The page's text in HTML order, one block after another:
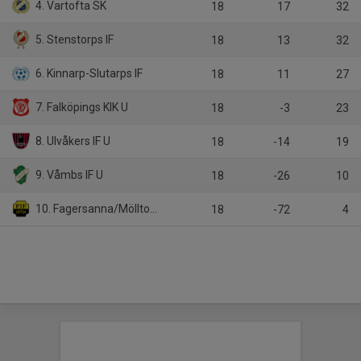
4. Vartofta SK 18 17 32
5. Stenstorps IF 18 13 32
6. Kinnarp-Slutarps IF 18 11 27
7. Falköpings KIK U 18 -3 23
8. Ulvåkers IF U 18 -14 19
9. Våmbs IF U 18 -26 10
10. Fagersanna/Mölltorp-Brevik 18 -72 4